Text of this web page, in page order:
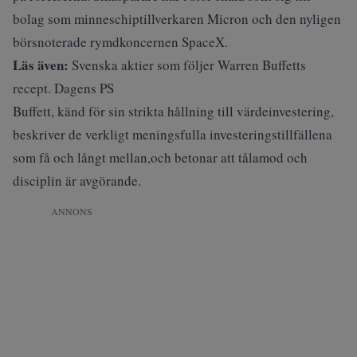
bolag som minneschiptillverkaren Micron och den nyligen
börsnoterade rymdkoncernen SpaceX.
Läs även: Svenska aktier som följer Warren Buffetts
recept. Dagens PS
Buffett, känd för sin strikta hållning till värdeinvestering,
beskriver de verkligt meningsfulla investeringstillfällena
som få och långt mellan,och betonar att tålamod och
disciplin är avgörande.
ANNONS